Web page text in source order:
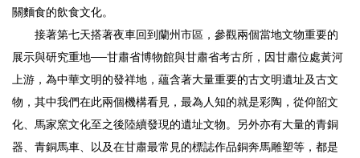
關麵食的飲食文化。
接著第七天搭著夜車回到蘭州市區，參觀兩個當地文物重要的
展示與研究重地──甘肅省博物館與甘肅省考古所，因甘肅位處黃河
上游，為中華文明的發祥地，蘊含著大量重要的古文明遺址及古文
物，其中我們在此兩個機構看見，最為人知的就是彩陶，從仰韶文
化、馬家窯文化至之後陸續發現的遺址文物。另外亦有大量的青銅
器、青銅馬車、以及在甘肅最常見的標誌作品銅奔馬雕塑等，都是